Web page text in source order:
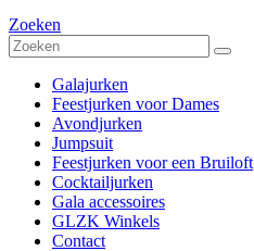
Zoeken
Galajurken
Feestjurken voor Dames
Avondjurken
Jumpsuit
Feestjurken voor een Bruiloft
Cocktailjurken
Gala accessoires
GLZK Winkels
Contact